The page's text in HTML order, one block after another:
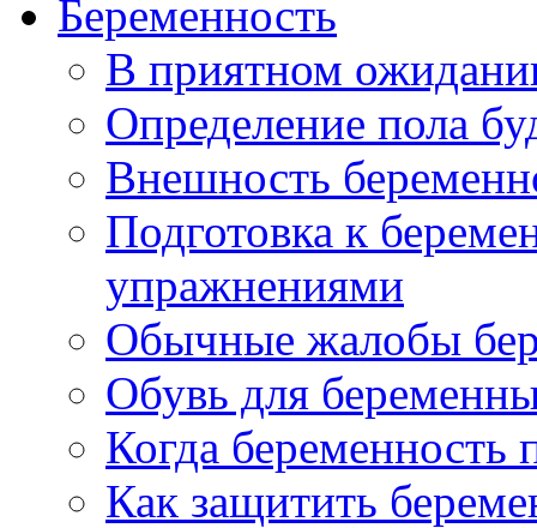
Беременность
В приятном
Определение пола
Внешность
Подготовка к
упражнениями
Обычные жалобы
Обувь для
Когда беременность
Как защитить